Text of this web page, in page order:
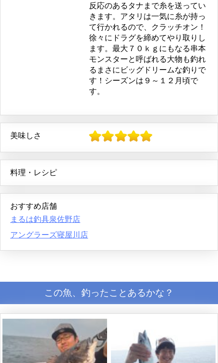
反応のあるタナまで糸を送ってい
きます。アタリは一気に糸が持っ
て行かれるので、クラッチオン！
徐々にドラグを締めてやり取りし
ます。最大７０ｋｇにもなる串本
モンスターと呼ばれる大物も釣れ
るまさにビッグドリームな釣りで
す！シーズンは９～１２月頃で
す。
美味しさ
料理・レシピ
おすすめ店舗
まるは釣具泉佐野店
アングラーズ寝屋川店
この魚、釣ったことあるかな？